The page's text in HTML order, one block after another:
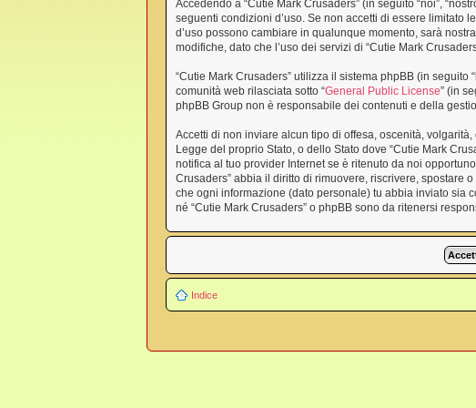
Accedendo a “Cutie Mark Crusaders” (in seguito “noi”,
seguenti condizioni d’uso. Se non accetti di essere limitato
d’uso possono cambiare in qualunque momento, sarà
modifiche, dato che l’uso dei servizi di “Cutie Mark
“Cutie Mark Crusaders” utilizza il sistema phpBB (in seguito
comunità web rilasciata sotto “General Public License” (in
phpBB Group non è responsabile dei contenuti e della
Accetti di non inviare alcun tipo di offesa, oscenità,
Legge del proprio Stato, o dello Stato dove “Cutie Mark
notifica al tuo provider Internet se è ritenuto da noi
Crusaders” abbia il diritto di rimuovere, riscrivere, spostare
che ogni informazione (dato personale) tu abbia inviato sia
né “Cutie Mark Crusaders” o phpBB sono da ritenersi
Indice